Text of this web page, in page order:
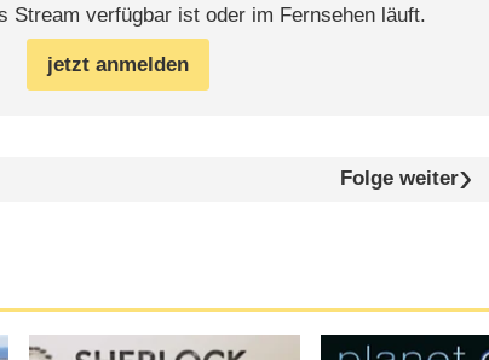
Stream verfügbar ist oder im Fernsehen läuft.
jetzt anmelden
Folge weiter